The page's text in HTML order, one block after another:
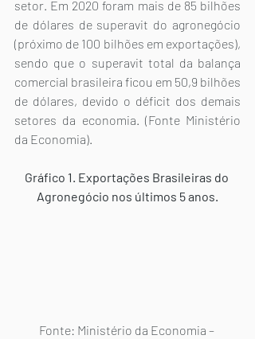
setor. Em 2020 foram mais de 85 bilhões
de dólares de superavit do agronegócio
(próximo de 100 bilhões em exportações),
sendo que o superavit total da balança
comercial brasileira ficou em 50,9 bilhões
de dólares, devido o déficit dos demais
setores da economia. (Fonte Ministério
da Economia).
Gráfico 1. Exportações Brasileiras do
Agronegócio nos últimos 5 anos.
Fonte: Ministério da Economia –